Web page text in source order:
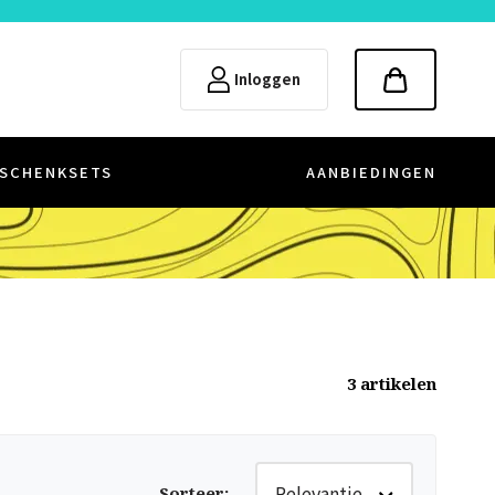
Inloggen
AANBIEDINGEN
3 artikelen